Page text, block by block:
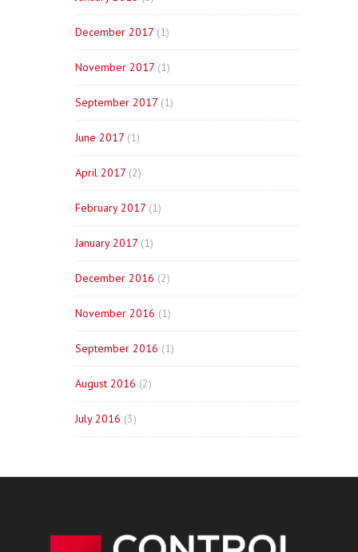
December 2017 (1)
November 2017 (1)
September 2017 (1)
June 2017 (1)
April 2017 (2)
February 2017 (1)
January 2017 (1)
December 2016 (2)
November 2016 (1)
September 2016 (1)
August 2016 (2)
July 2016 (3)